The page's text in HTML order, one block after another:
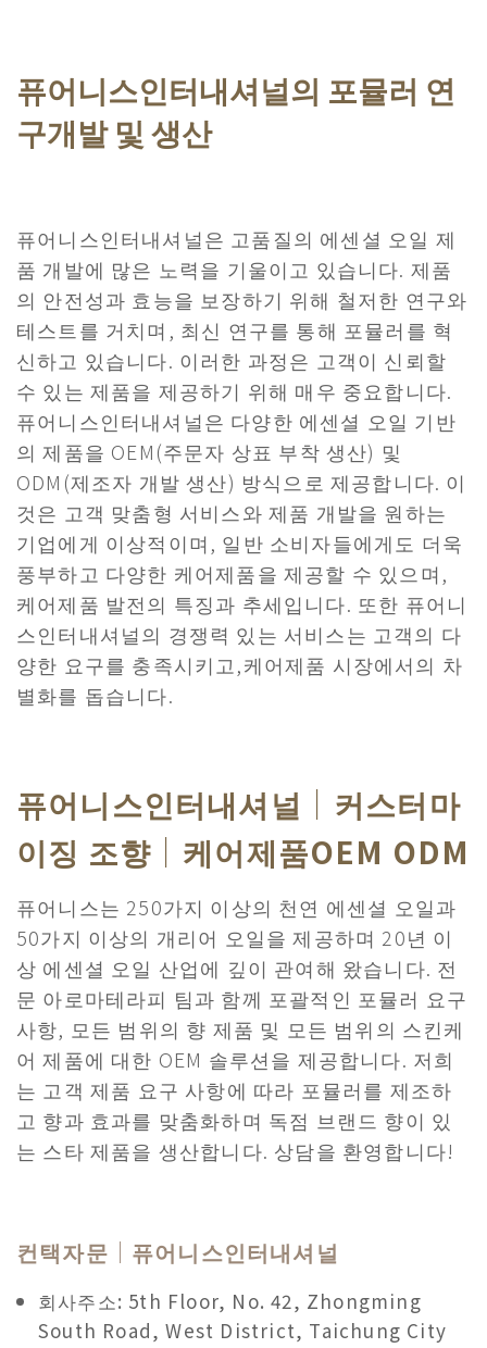
퓨어니스인터내셔널의 포뮬러 연
구개발 및 생산
퓨어니스인터내셔널은 고품질의 에센셜 오일 제
품 개발에 많은 노력을 기울이고 있습니다. 제품
의 안전성과 효능을 보장하기 위해 철저한 연구와
테스트를 거치며, 최신 연구를 통해 포뮬러를 혁
신하고 있습니다. 이러한 과정은 고객이 신뢰할
수 있는 제품을 제공하기 위해 매우 중요합니다.
퓨어니스인터내셔널은 다양한 에센셜 오일 기반
의 제품을 OEM(주문자 상표 부착 생산) 및
ODM(제조자 개발 생산) 방식으로 제공합니다. 이
것은 고객 맞춤형 서비스와 제품 개발을 원하는
기업에게 이상적이며, 일반 소비자들에게도 더욱
풍부하고 다양한 케어제품을 제공할 수 있으며,
케어제품 발전의 특징과 추세입니다. 또한 퓨어니
스인터내셔널의 경쟁력 있는 서비스는 고객의 다
양한 요구를 충족시키고,케어제품 시장에서의 차
별화를 돕습니다.
퓨어니스인터내셔널｜커스터마
이징 조향｜케어제품OEM ODM
퓨어니스는 250가지 이상의 천연 에센셜 오일과
50가지 이상의 개리어 오일을 제공하며 20년 이
상 에센셜 오일 산업에 깊이 관여해 왔습니다. 전
문 아로마테라피 팀과 함께 포괄적인 포뮬러 요구
사항, 모든 범위의 향 제품 및 모든 범위의 스킨케
어 제품에 대한 OEM 솔루션을 제공합니다. 저희
는 고객 제품 요구 사항에 따라 포뮬러를 제조하
고 향과 효과를 맞춤화하며 독점 브랜드 향이 있
는 스타 제품을 생산합니다. 상담을 환영합니다!
컨택자문｜퓨어니스인터내셔널
회사주소: 5th Floor, No. 42, Zhongming
South Road, West District, Taichung City